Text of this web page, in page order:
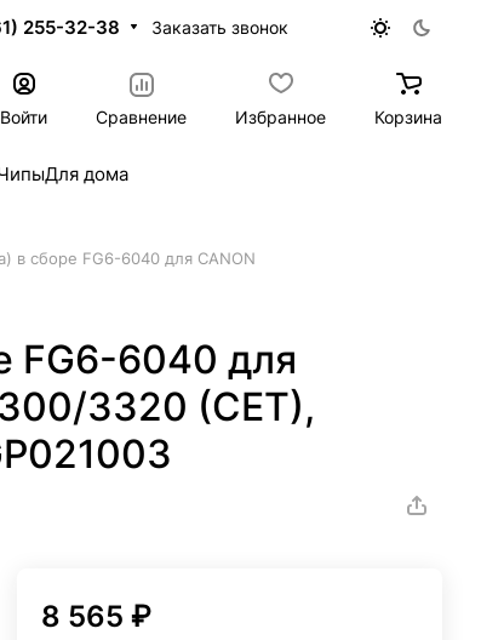
255-32-38 Заказать звонок
Войти
Сравнение Избранное Корзина
Для дома
в сборе FG6-6040 для CANON
FG6-6040 для
3320 (CET),
8 565 ₽